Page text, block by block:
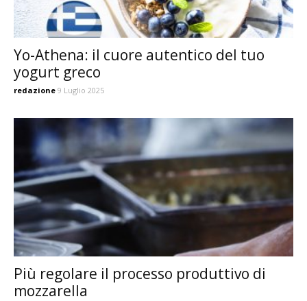
Yo-Athena: il cuore autentico del tuo
yogurt greco
redazione 9 Luglio 2025
Più regolare il processo produttivo di
mozzarella